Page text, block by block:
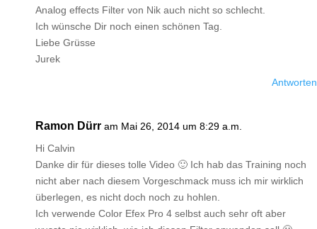
Analog effects Filter von Nik auch nicht so schlecht.
Ich wünsche Dir noch einen schönen Tag.
Liebe Grüsse
Jurek
Antworten
Ramon Dürr am Mai 26, 2014 um 8:29 a.m.
Hi Calvin
Danke dir für dieses tolle Video 🙂 Ich hab das Training noch
nicht aber nach diesem Vorgeschmack muss ich mir wirklich
überlegen, es nicht doch noch zu hohlen.
Ich verwende Color Efex Pro 4 selbst auch sehr oft aber